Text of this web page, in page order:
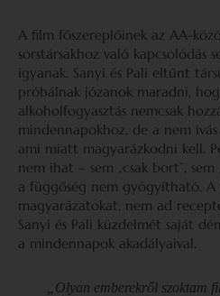
A film főszereplőinek az AA-
sorstársakhoz való kapcsolódás
igyanak. Sanyi és Pali eltűnt
próbálnak józanok maradni,
alkoholfogyasztás nemcsak
mindennapokhoz, de a nem
ami miatt magyarázkodni kell.
nem ihat – sem „csak bort”,
a függőség nem gyógyítható. A
magyarázatokat, nem ad
Sanyi és Pali küzdelmét saját
a mindennapok akadályaival.
„Olyan emberekről szoktam